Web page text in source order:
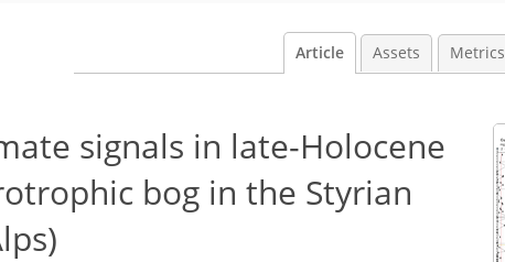
Article Assets Metrics
signals in late-Holocene
bog in the Styrian